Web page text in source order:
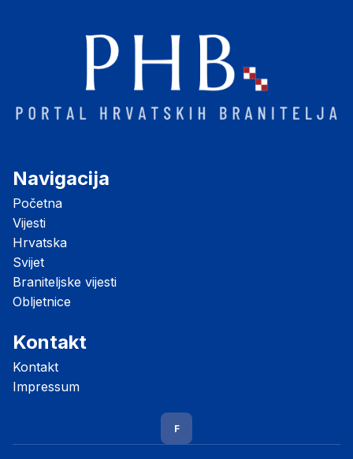
Navigacija
Početna
Vijesti
Hrvatska
Svijet
Braniteljske vijesti
Obljetnice
Kontakt
Kontakt
Impressum
F